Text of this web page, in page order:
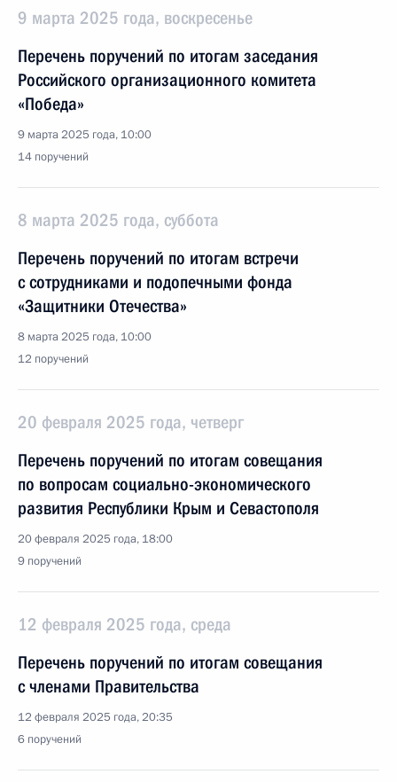
9 марта 2025 года, воскресенье
Перечень поручений по итогам заседания
Российского организационного комитета
«Победа»
9 марта 2025 года, 10:00
14 поручений
8 марта 2025 года, суббота
Перечень поручений по итогам встречи
с сотрудниками и подопечными фонда
«Защитники Отечества»
8 марта 2025 года, 10:00
12 поручений
20 февраля 2025 года, четверг
Перечень поручений по итогам совещания
по вопросам социально-экономического
развития Республики Крым и Севастополя
20 февраля 2025 года, 18:00
9 поручений
12 февраля 2025 года, среда
Перечень поручений по итогам совещания
с членами Правительства
12 февраля 2025 года, 20:35
6 поручений